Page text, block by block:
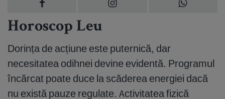
Horoscop Leu
Dorința de acțiune este puternică, dar
necesitatea odihnei devine evidentă. Programul
încărcat poate duce la scăderea energiei dacă
nu există pauze regulate. Activitatea fizică